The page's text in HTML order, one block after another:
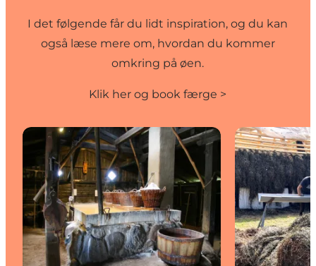
I det følgende får du lidt inspiration, og du kan
også læse mere om, hvordan du kommer
omkring på øen.
Klik her og book færge >
Saltsyderiet Læsøs